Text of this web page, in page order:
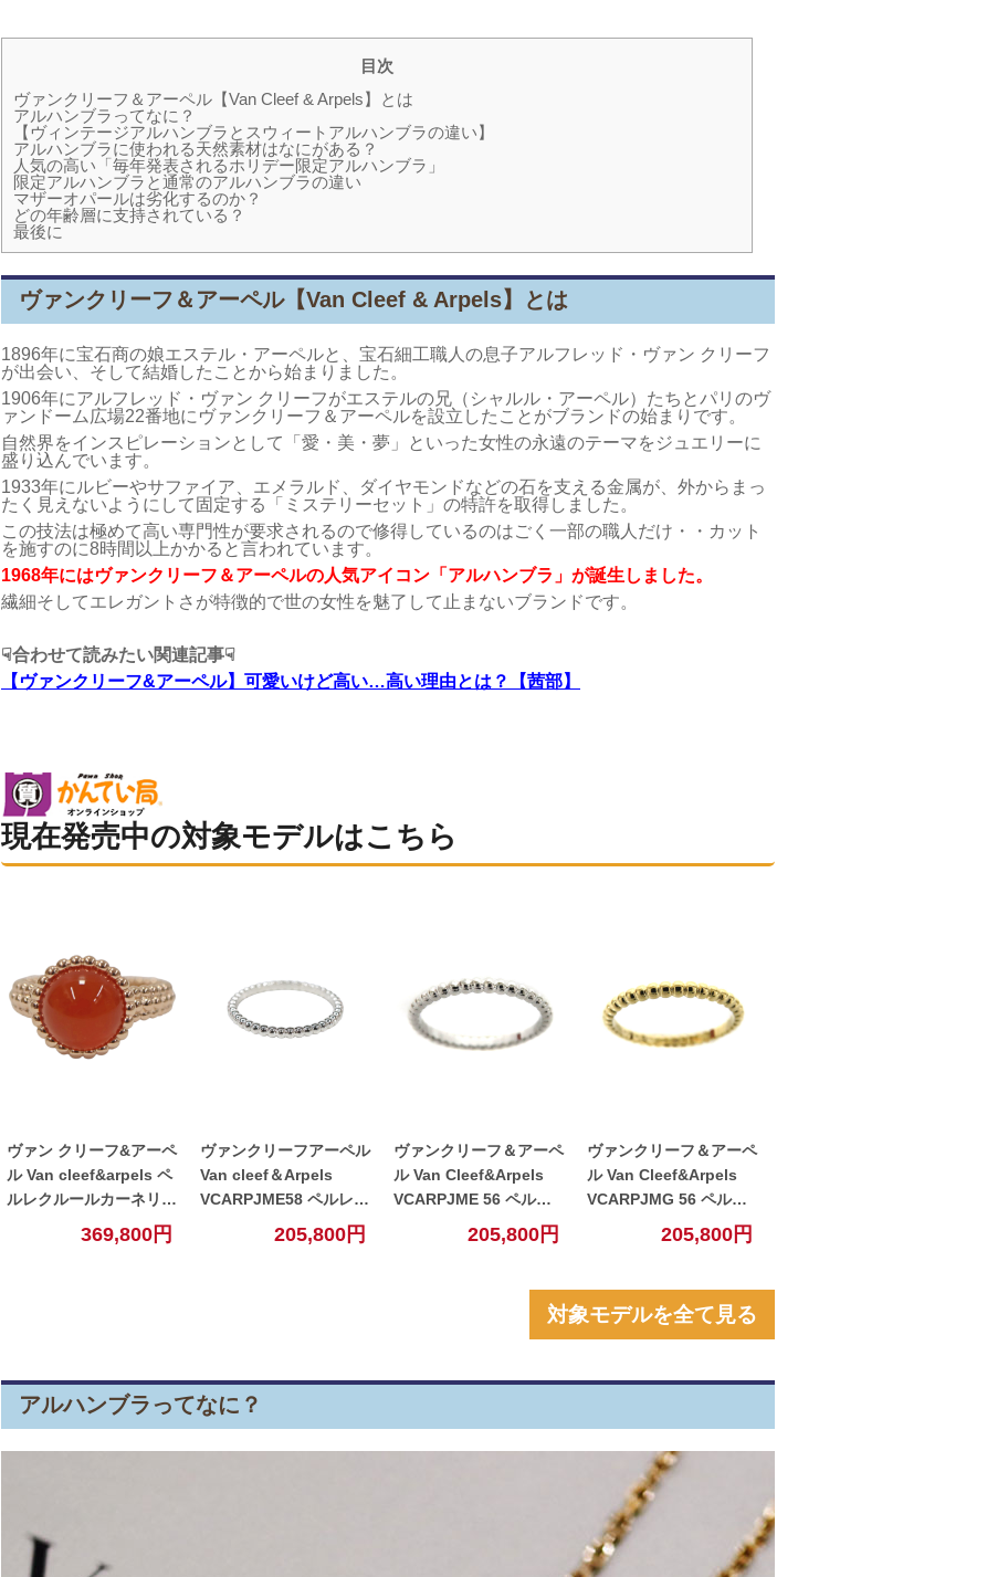
目次
ヴァンクリーフ＆アーペル【Van Cleef & Arpels】とは
アルハンブラってなに？
【ヴィンテージアルハンブラとスウィートアルハンブラの違い】
アルハンブラに使われる天然素材はなにがある？
人気の高い「毎年発表されるホリデー限定アルハンブラ」
限定アルハンブラと通常のアルハンブラの違い
マザーオパールは劣化するのか？
どの年齢層に支持されている？
最後に
ヴァンクリーフ＆アーペル【Van Cleef & Arpels】とは
1896年に宝石商の娘エステル・アーペルと、宝石細工職人の息子アルフレッド・ヴァン クリーフ
が出会い、そして結婚したことから始まりました。
1906年にアルフレッド・ヴァン クリーフがエステルの兄（シャルル・アーペル）たちとパリのヴ
ァンドーム広場22番地にヴァンクリーフ＆アーペルを設立したことがブランドの始まりです。
自然界をインスピレーションとして「愛・美・夢」といった女性の永遠のテーマをジュエリーに
盛り込んでいます。
1933年にルビーやサファイア、エメラルド、ダイヤモンドなどの石を支える金属が、外からまっ
たく見えないようにして固定する「ミステリーセット」の特許を取得しました。
この技法は極めて高い専門性が要求されるので修得しているのはごく一部の職人だけ・・カット
を施すのに8時間以上かかると言われています。
1968年にはヴァンクリーフ＆アーペルの人気アイコン「アルハンブラ」が誕生しました。
繊細そしてエレガントさが特徴的で世の女性を魅了して止まないブランドです。
☟合わせて読みたい関連記事☟
【 ヴァンクリーフ&アーペル】可愛いけど高い…高い理由とは？【茜部】
現在発売中の対象モデルはこちら
ヴァン クリーフ&アーペ
ル Van cleef&arpels ペ
ルレクルールカーネリア
ンリング 約14.5号【中
369,800円
ヴァンクリーフアーペル
Van cleef＆Arpels
VCARPJME58 ペルレ
スモール リング
K18WG 18金ホワイトゴ
205,800円
ヴァンクリーフ＆アーペ
ル Van Cleef&Arpels
VCARPJME 56 ペルレ
ゴールドパールリング
スモール K18WG ホワ
205,800円
ヴァンクリーフ＆アーペ
ル Van Cleef&Arpels
VCARPJMG 56 ペルレ
ゴールドパールリング
スモール K18YG イエロ
205,800円
対象モデルを全て見る
アルハンブラってなに？